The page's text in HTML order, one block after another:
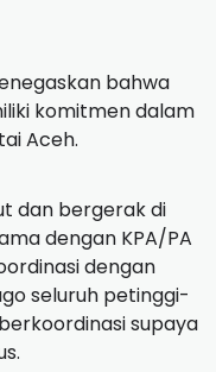
bahwa
komitmen dalam
Aceh.
dan bergerak di
dengan KPA/PA
dengan
seluruh petinggi-
supaya